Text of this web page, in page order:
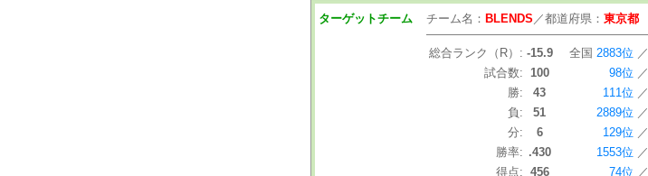
ターゲットチーム チーム名： BLENDS ／都道府県： 東京都
総合ランク（R）: -15.9 全国 2883位 ／
試合数: 100 98位 ／
勝:
43 111位 ／
負:
51 2889位 ／
分:
6 129位 ／
勝率: .430 1553位 ／
得点: 456 74位 ／